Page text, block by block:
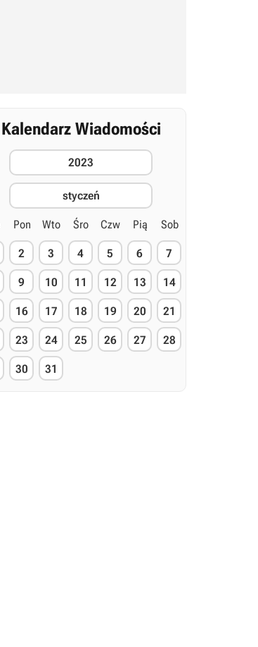
Kalendarz Wiadomości
2023
styczeń
Pon Wto Śro Czw Pią Sob
2 3 4 5 6 7
9 10 11 12 13 14
16 17 18 19 20 21
23 24 25 26 27 28
30 31